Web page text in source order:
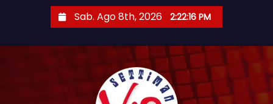
Sab. Ago 8th, 2026 2:22:18 PM